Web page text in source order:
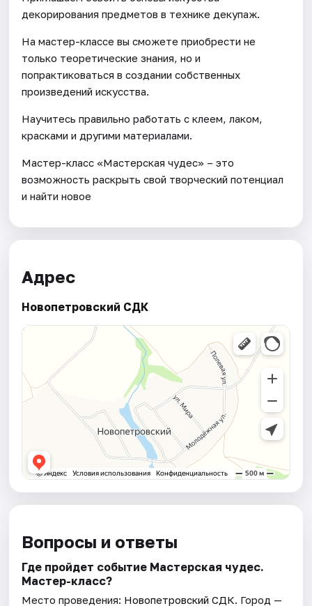
декорирования предметов в технике декупаж.
На мастер-классе вы сможете приобрести не
только теоретические знания, но и
попрактиковаться в создании собственных
произведений искусства.
Научитесь правильно работать с клеем, лаком,
красками и другими материалами.
Мастер-класс «Мастерская чудес» – это
возможность раскрыть свой творческий потенциал
и найти новое
Адрес
Новопетровский СДК
Вопросы и ответы
Где пройдет событие Мастерская чудес.
Мастер-класс?
Место проведения: Новопетровский СДК. Город —